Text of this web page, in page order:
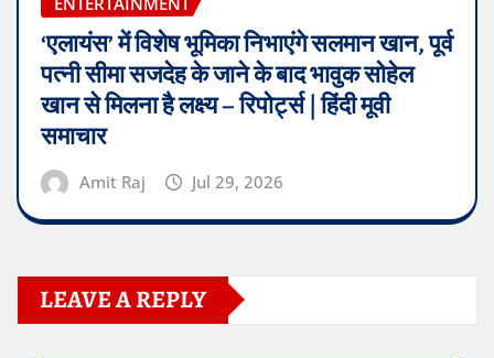
‘एलायंस’ में विशेष भूमिका निभाएंगे सलमान खान, पूर्व
पत्नी सीमा सजदेह के जाने के बाद भावुक सोहेल
खान से मिलना है लक्ष्य – रिपोर्ट्स | हिंदी मूवी
समाचार
Amit Raj Jul 29, 2026
LEAVE A REPLY